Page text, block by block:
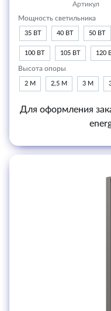
Артикул
Мощность светильника
35 ВТ 40 ВТ 50 ВТ
100 ВТ 105 ВТ 120
Высота опоры
2 М 2,5 М 3 М
Для оформления